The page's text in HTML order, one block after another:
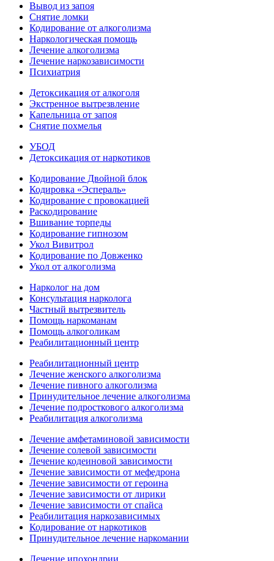
Вывод из запоя
Снятие ломки
Кодирование от алкоголизма
Наркологическая помощь
Лечение алкоголизма
Лечение наркозависимости
Психиатрия
Детоксикация от алкоголя
Экстренное вытрезвление
Капельница от запоя
Снятие похмелья
УБОД
Детоксикация от наркотиков
Кодирование Двойной блок
Кодировка «Эспераль»
Кодирование с провокацией
Раскодирование
Вшивание торпеды
Кодирование гипнозом
Укол Вивитрол
Кодирование по Довженко
Укол от алкоголизма
Нарколог на дом
Консультация нарколога
Частный вытрезвитель
Помощь наркоманам
Помощь алкоголикам
Реабилитационный центр
Реабилитационный центр
Лечение женского алкоголизма
Лечение пивного алкоголизма
Принудительное лечение алкоголизма
Лечение подросткового алкоголизма
Реабилитация алкоголизма
Лечение амфетаминовой зависимости
Лечение солевой зависимости
Лечение кодеиновой зависимости
Лечение зависимости от мефедрона
Лечение зависимости от героина
Лечение зависимости от лирики
Лечение зависимости от спайса
Реабилитация наркозависимых
Кодирование от наркотиков
Принудительное лечение наркомании
Лечение ипохондрии